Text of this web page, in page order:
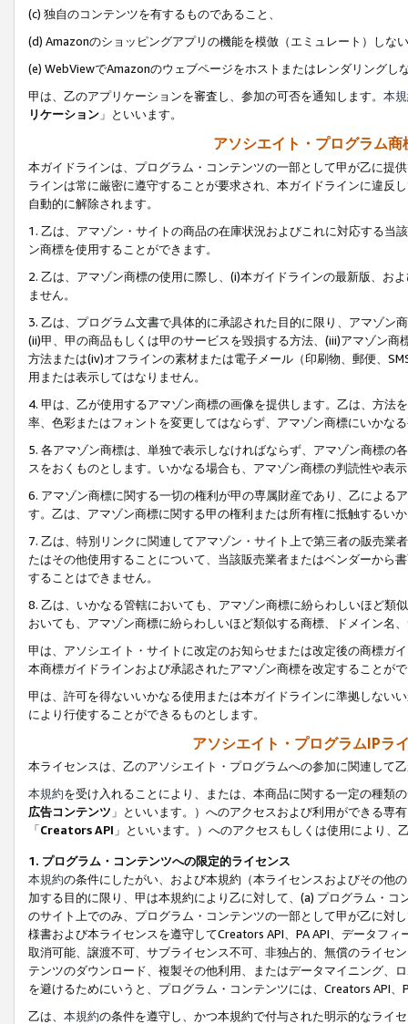
(c) 独自のコンテンツを有するものであること、
(d) Amazonのショッピングアプリの機能を模倣（エミュレート）しな
(e) WebViewでAmazonのウェブページをホストまたはレンダリングし
甲は、乙のアプリケーションを審査し、参加の可否を通知します。 本
リケーション 」といいます。
アソシエイト・プログラム
本ガイドラインは、プログラム・コンテンツの一部として甲が乙に提
ラインは常に厳密に遵守することが要求され、本ガイドラインに違反
自動的に解除されます。
1. 乙は、アマゾン・サイトの商品の在庫状況およびこれに対応する
ン商標を使用することができます。
2. 乙は、アマゾン商標の使用に際し、(i)本ガイドラインの最新版、お
ません。
3. 乙は、プログラム文書で具体的に承認された目的に限り、アマゾン
(ii)甲、甲の商品もしくは甲のサービスを毀損する方法、(iii)アマゾン
方法または(iv)オフラインの素材または電子メール（印刷物、郵便、
用または表示してはなりません。
4. 甲は、乙が使用するアマゾン商標の画像を提供します。乙は、方
率、色彩またはフォントを変更してはならず、アマゾン商標にいかな
5. 各アマゾン商標は、単独で表示しなければならず、アマゾン商標
スをおくものとします。いかなる場合も、アマゾン商標の判読性や表
6. アマゾン商標に関する一切の権利が甲の専属財産であり、乙による
す。乙は、アマゾン商標に関する甲の権利または所有権に抵触するい
7. 乙は、特別リンクに関連してアマゾン・サイト上で第三者の販売
たはその他使用することについて、当該販売業者またはベンダーから
することはできません。
8. 乙は、いかなる管轄においても、アマゾン商標に紛らわしいほど類
おいても、アマゾン商標に紛らわしいほど類似する商標、ドメイン名
甲は、アソシエイト・サイトに改定のお知らせまたは改定後の商標ガ
本商標ガイドラインおよび承認されたアマゾン商標を改定することが
甲は、許可を得ないいかなる使用または本ガイドラインに準拠しない
により行使することができるものとします。
アソシエイト・プログラムIPラ
本ライセンスは、乙のアソシエイト・プログラムへの参加に関連して
本規約を受け入れることにより、または、本商品に関する一定の種類
広告コンテンツ 」といいます。）へのアクセスおよび利用ができる専
「Creators API 」といいます。）へのアクセスもしくは使用により
1. プログラム・コンテンツへの限定的ライセンス
本規約の条件にしたがい、および本規約（本ライセンスおよびその他
加する目的に限り、甲は本規約により乙に対して、(a) プログラム・
のサイト上でのみ、プログラム・コンテンツの一部として甲が乙に対
様書および本ライセンスを遵守してCreators API、PA API、データフ
取消可能、譲渡不可、サブライセンス不可、非独占的、無償のライセ
テンツのダウンロード、複製その他利用、またはデータマイニング、
を避けるためにいうと、プログラム・コンテンツには、Creators API
乙は、 本規約の条件を遵守し、かつ本規約で付与された明示的なライ